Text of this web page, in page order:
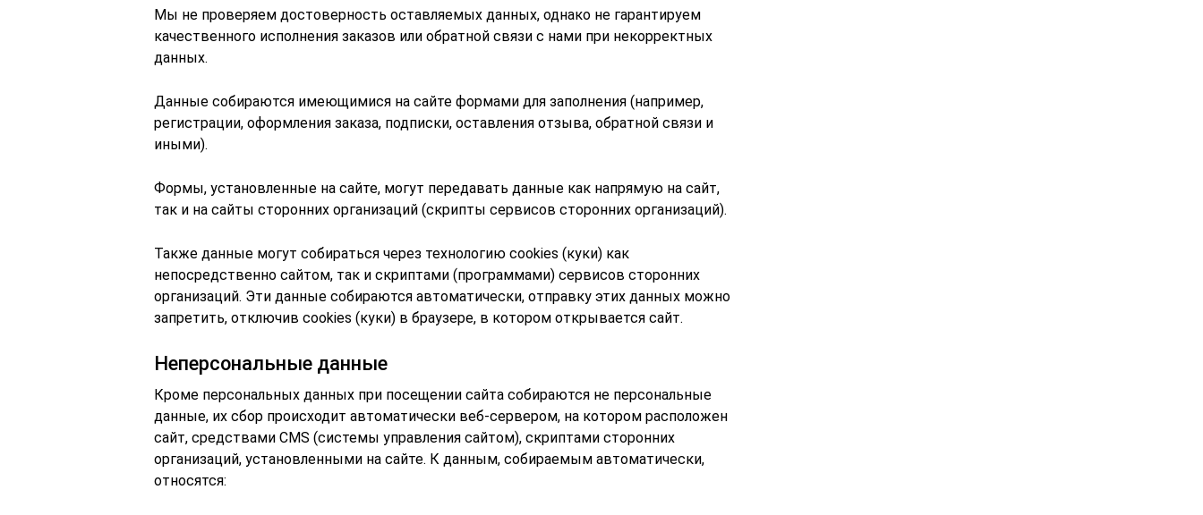
Мы не проверяем достоверность оставляемых данных, однако не гарантируем
качественного исполнения заказов или обратной связи с нами при некорректных
данных.
Данные собираются имеющимися на сайте формами для заполнения (например,
регистрации, оформления заказа, подписки, оставления отзыва, обратной связи и
иными).
Формы, установленные на сайте, могут передавать данные как напрямую на сайт,
так и на сайты сторонних организаций (скрипты сервисов сторонних организаций).
Также данные могут собираться через технологию cookies (куки) как
непосредственно сайтом, так и скриптами (программами) сервисов сторонних
организаций. Эти данные собираются автоматически, отправку этих данных можно
запретить, отключив cookies (куки) в браузере, в котором открывается сайт.
Неперсональные данные
Кроме персональных данных при посещении сайта собираются не персональные
данные, их сбор происходит автоматически веб-сервером, на котором расположен
сайт, средствами CMS (системы управления сайтом), скриптами сторонних
организаций, установленными на сайте. К данным, собираемым автоматически,
относятся: